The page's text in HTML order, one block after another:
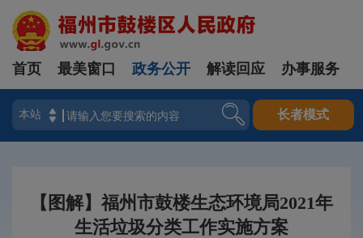
登录
首页 最美窗口 政务公开 解读回应 办事服务
长者模式
【图解】福州市鼓楼生态环境局2021年
生活垃圾分类工作实施方案